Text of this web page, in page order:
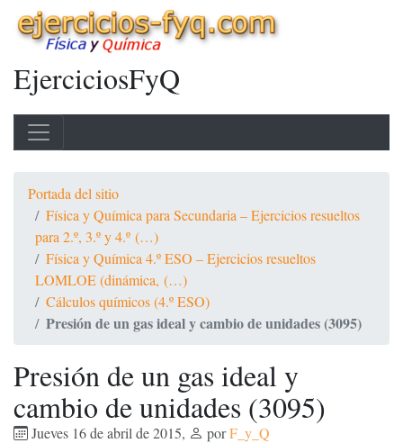
EjerciciosFyQ
Portada del sitio
Física y Química para Secundaria – Ejercicios resueltos
para 2.º, 3.º y 4.º (…)
Física y Química 4.º ESO – Ejercicios resueltos
LOMLOE (dinámica, (…)
Cálculos químicos (4.º ESO)
Presión de un gas ideal y cambio de unidades (3095)
Presión de un gas ideal y
cambio de unidades (3095)
Jueves 16 de abril de 2015, porF_y_Q